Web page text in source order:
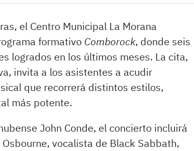
el Centro Municipal La Morana
formativo Comborock, donde seis
logrados en los últimos meses. La cita,
invita a los asistentes a acudir
que recorrerá distintos estilos,
más potente.
John Conde, el concierto incluirá
vocalista de Black Sabbath,